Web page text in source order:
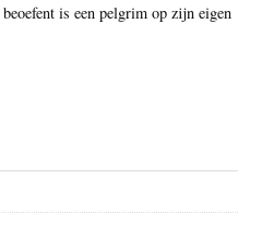
is een pelgrim op zijn eigen